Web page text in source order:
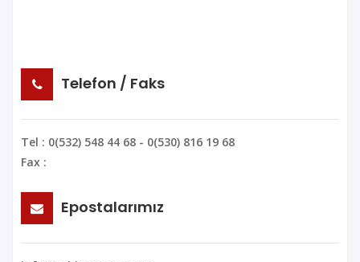
Telefon / Faks
Tel : 0(532) 548 44 68 - 0(530) 816 19 68
Fax :
Epostalarımız